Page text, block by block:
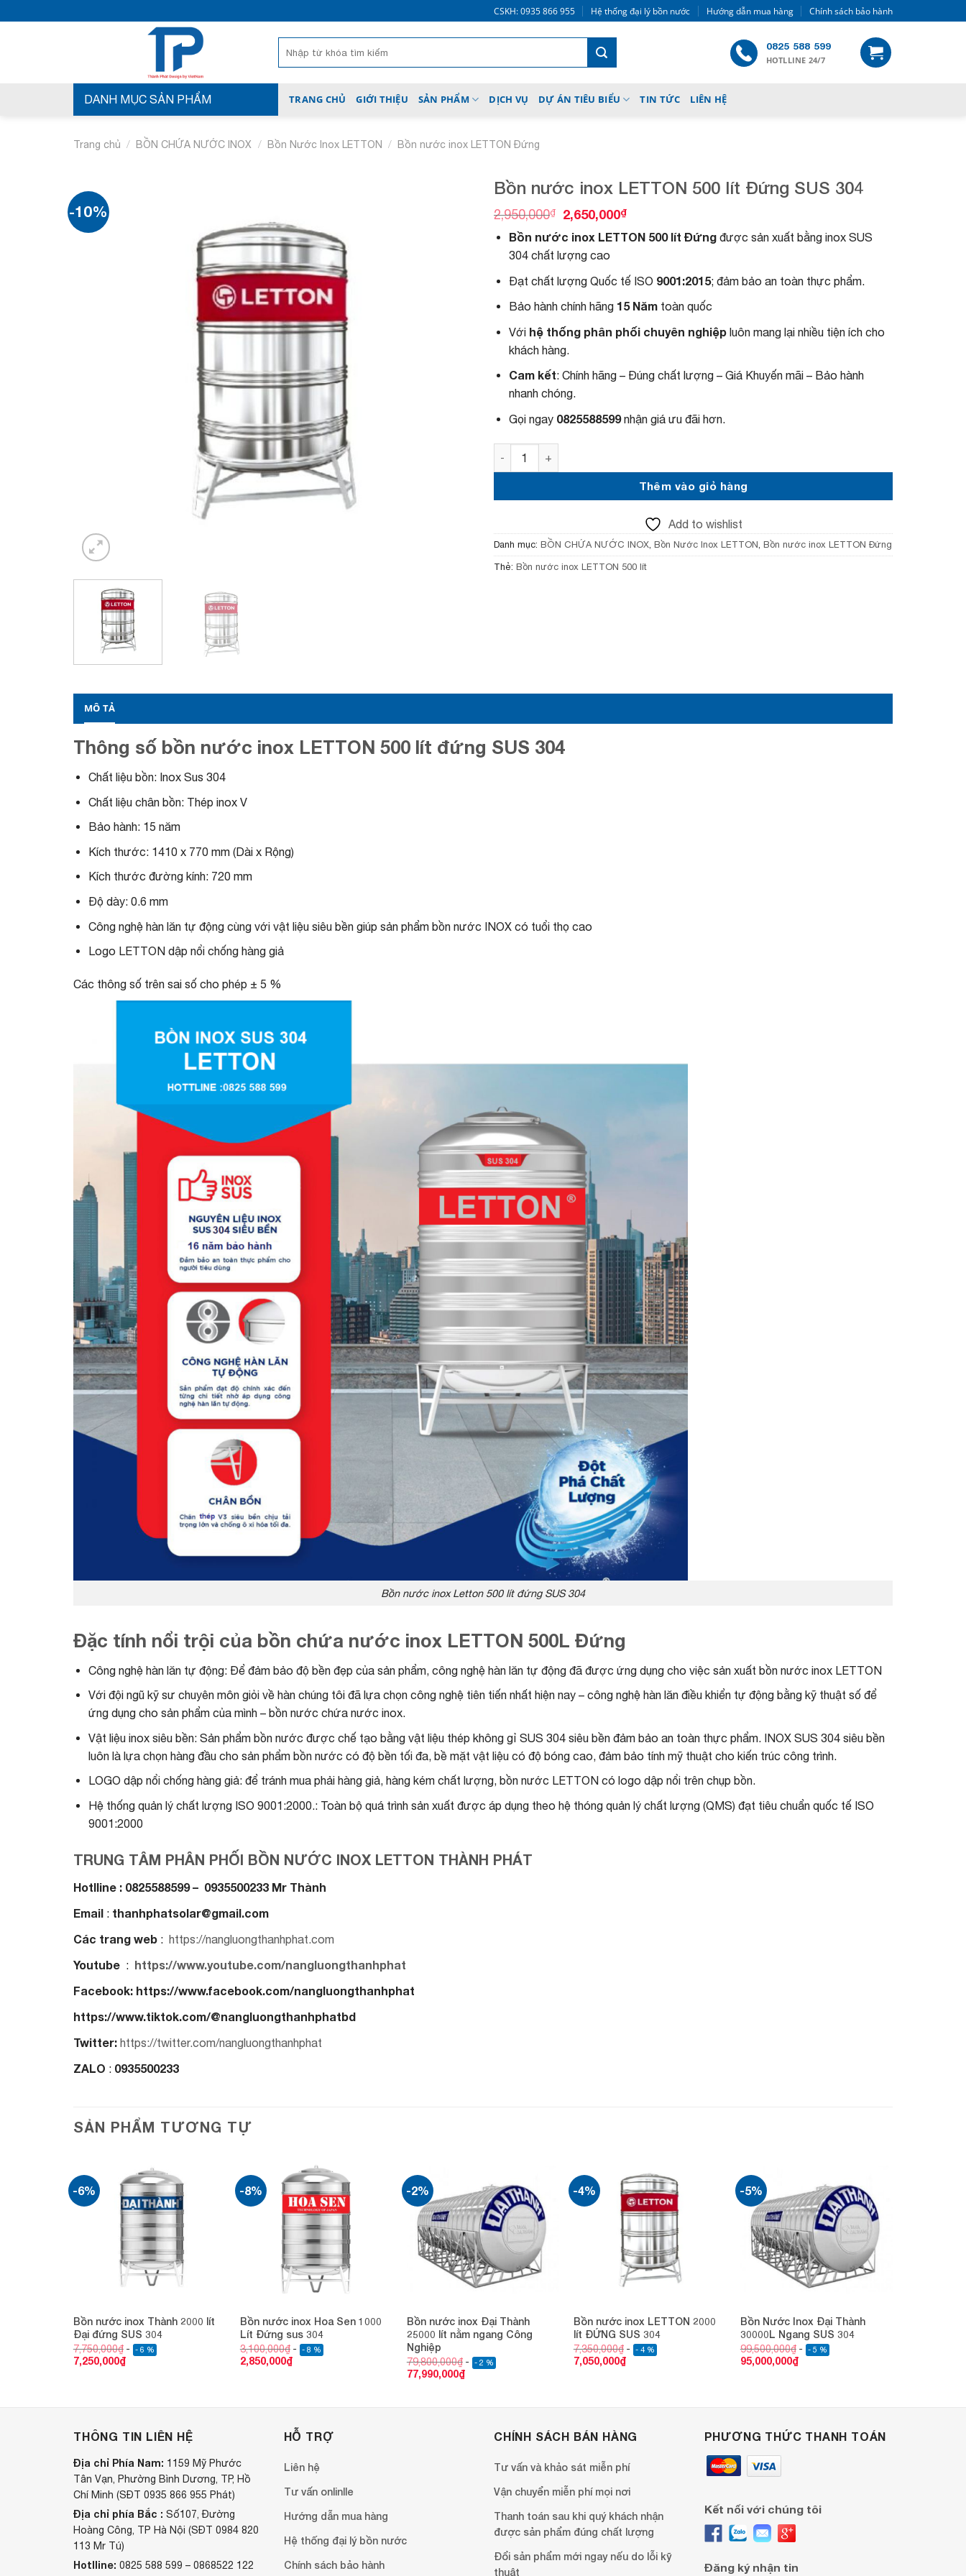
qua
CSKH: 0935 866 955 Hệ thống đại lý bồn nước Hướng dẫn mua hàng Chính sách bảo hành
kiếm:
0825 588 599
HOTLLINE 24/7
DANH MỤC SẢN PHẨM TRANG CHỦ GIỚI THIỆU SẢN PHẨM DỊCH VỤ DỰ ÁN TIÊU BIỂU TIN TỨC LIÊN HỆ
Trang chủ / BỒN CHỨA NƯỚC INOX / Bồn Nước Inox LETTON / Bồn nước inox LETTON Đứng
-10%
Bồn nước inox LETTON 500 lít Đứng SUS 304
2,950,000₫
G
á
g
ố
c
à
2
9
5
0
,
0
2,650,000₫G
á
ệ
t
i
:
2
5
0
₫
Bồn nước inox LETTON 500 lít Đứngđược sản xuất bằng inox SUS
304 chất lượng cao
Đạt chất lượng Quốc tế ISO 9001:2015; đảm bảo an toàn thực phẩm.
Bảo hành chính hãng 15 Năm toàn quốc
Với hệ thống phân phối chuyên nghiệpluôn mang lại nhiều tiện ích cho
khách hàng.
Cam kết: Chính hãng – Đúng chất lượng – Giá Khuyến mãi – Bảo hành
nhanh chóng.
Gọi ngay 0825588599nhận giá ưu đãi hơn.
Bồn nước inox LETTON 500 lít Đứng SUS 304 số lượng
Thêm vào giỏ hàng
Add to wishlist
Danh mục: BỒN CHỨA NƯỚC INOX Bồn Nước Inox LETTON Bồn nước inox LETTON Đứng
Thẻ: Bồn nước inox LETTON 500 lít
MÔ TẢ
Thông số bồn nước inox LETTON 500 lít đứng SUS 304
Chất liệu bồn: Inox Sus 304
Chất liệu chân bồn: Thép inox V
Bảo hành: 15 năm
Kích thước: 1410 x 770 mm (Dài x Rộng)
Kích thước đường kính: 720 mm
Độ dày: 0.6 mm
Công nghệ hàn lăn tự động cùng với vật liệu siêu bền giúp sản phẩm bồn nước INOX có tuổi thọ cao
Logo LETTON dập nổi chống hàng giả
Các thông số trên sai số cho phép ± 5 %
Bồn nước inox Letton 500 lít đứng SUS 304
Đặc tính nổi trội của bồn chứa nước inox LETTON 500L Đứng
Công nghệ hàn lăn tự động: Để đảm bảo độ bền đẹp của sản phẩm, công nghệ hàn lăn tự động đã được ứng dụng cho việc sản xuất bồn nước inox LETTON
Với đội ngũ kỹ sư chuyên môn giỏi về hàn chúng tôi đã lựa chọn công nghệ tiên tiến nhất hiện nay – công nghệ hàn lăn điều khiển tự động bằng kỹ thuật số để
ứng dụng cho sản phẩm của mình – bồn nước chứa nước inox.
Vật liệu inox siêu bền: Sản phẩm bồn nước được chế tạo bằng vật liệu thép không gỉ SUS 304 siêu bền đảm bảo an toàn thực phẩm. INOX SUS 304 siêu bền
luôn là lựa chọn hàng đầu cho sản phẩm bồn nước có độ bền tối đa, bề mặt vật liệu có độ bóng cao, đảm bảo tính mỹ thuật cho kiến trúc công trình.
LOGO dập nổi chống hàng giả: để tránh mua phải hàng giả, hàng kém chất lượng, bồn nước LETTON có logo dập nổi trên chụp bồn.
Hệ thống quản lý chất lượng ISO 9001:2000.: Toàn bộ quá trình sản xuất được áp dụng theo hệ thóng quản lý chất lượng (QMS) đạt tiêu chuẩn quốc tế ISO
9001:2000
TRUNG TÂM PHÂN PHỐI BỒN NƯỚC INOX LETTON THÀNH PHÁT
Hotlline : 0825588599 – 0935500233 Mr Thành
Email : thanhphatsolar@gmail.com
Các trang web : https://nangluongthanhphat.com
Youtube : https://www.youtube.com/nangluongthanhphat
Facebook: https://www.facebook.com/nangluongthanhphat
https://www.tiktok.com/@nangluongthanhphatbd
Twitter: https://twitter.com/nangluongthanhphat
ZALO : 0935500233
SẢN PHẨM TƯƠNG TỰ
-6%
Bồn nước inox Thành 2000 lít
Đại đứng SUS 304
7,750,000₫ - 6 %
7,250,000₫
-8%
Bồn nước inox Hoa Sen 1000
Lít Đứng sus 304
3,100,000₫ - 8 %
2,850,000₫
-2%
Add to
wishlist
Bồn nước inox Đại Thành
25000 lít nằm ngang Công
Nghiệp
79,800,000₫ - 2 %
77,990,000₫
-4%
Bồn nước inox LETTON 2000
lít ĐỨNG SUS 304
7,350,000₫ - 4 %
7,050,000₫
-5%
Add to
wishlist
Bồn Nước Inox Đại Thành
30000L Ngang SUS 304
99,500,000₫ - 5 %
95,000,000₫
THÔNG TIN LIÊN HỆ
Địa chỉ Phía Nam: 1159 Mỹ Phước
Tân Vạn, Phường Bình Dương, TP, Hồ
Chí Minh (SĐT 0935 866 955 Phát)
Địa chỉ phía Bắc : Số107, Đường
Hoàng Công, TP Hà Nội (SĐT 0984 820
113 Mr Tú)
Hotlline: 0825 588 599 – 0868522 122
HỖ TRỢ
Liên hệ
Tư vấn onlinlle
Hướng dẫn mua hàng
Hệ thống đại lý bồn nước
Chính sách bảo hành
CHÍNH SÁCH BÁN HÀNG
Tư vấn và khảo sát miễn phí
Vận chuyển miễn phí mọi nơi
Thanh toán sau khi quý khách nhận
được sản phẩm đúng chất lượng
Đổi sản phẩm mới ngay nếu do lỗi kỹ
thuật
PHƯƠNG THỨC THANH TOÁN
Kết nối với chúng tôi
Đăng ký nhận tin